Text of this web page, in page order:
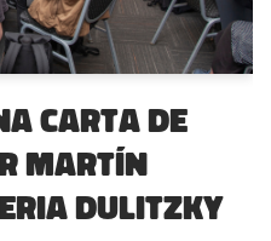
carta de
Martín
Dulitzky